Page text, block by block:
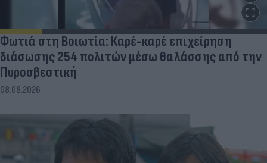
Φωτιά στη Βοιωτία: Καρέ-καρέ επιχείρηση
διάσωσης 254 πολιτών μέσω θαλάσσης από την
Πυροσβεστική
08.08.2026